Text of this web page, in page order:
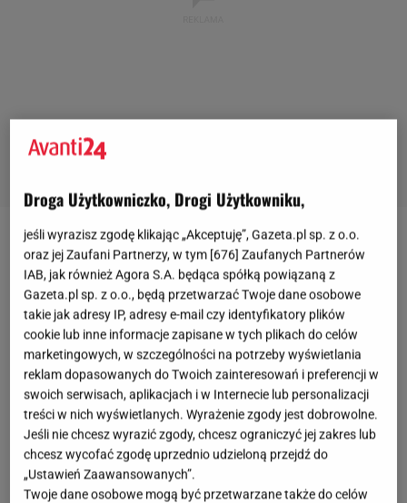
Sukienki na jesień w kuszących cenach
Droga Użytkowniczko, Drogi Użytkowniku,
jeśli wyrazisz zgodę klikając „Akceptuję”, Gazeta.pl sp. z o.o.
oraz jej Zaufani Partnerzy, w tym [676] Zaufanych Partnerów
IAB, jak również Agora S.A. będąca spółką powiązaną z
Gazeta.pl sp. z o.o., będą przetwarzać Twoje dane osobowe
takie jak adresy IP, adresy e-mail czy identyfikatory plików
cookie lub inne informacje zapisane w tych plikach do celów
marketingowych, w szczególności na potrzeby wyświetlania
reklam dopasowanych do Twoich zainteresowań i preferencji w
swoich serwisach, aplikacjach i w Internecie lub personalizacji
treści w nich wyświetlanych. Wyrażenie zgody jest dobrowolne.
Jeśli nie chcesz wyrazić zgody, chcesz ograniczyć jej zakres lub
chcesz wycofać zgodę uprzednio udzieloną przejdź do
„Ustawień Zaawansowanych”.
Twoje dane osobowe mogą być przetwarzane także do celów